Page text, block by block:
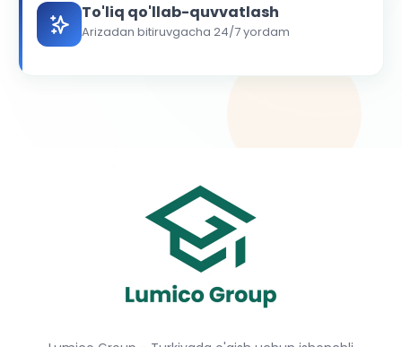
To'liq qo'llab-quvvatlash
Arizadan bitiruvgacha 24/7 yordam